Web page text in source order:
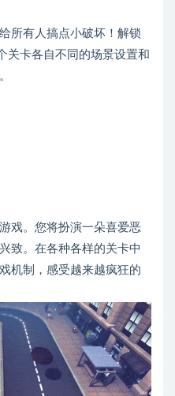
所有人搞点小破坏！解锁
关卡各自不同的场景设置和
戏。您将扮演一朵喜爱恶
致。在各种各样的关卡中
机制，感受越来越疯狂的